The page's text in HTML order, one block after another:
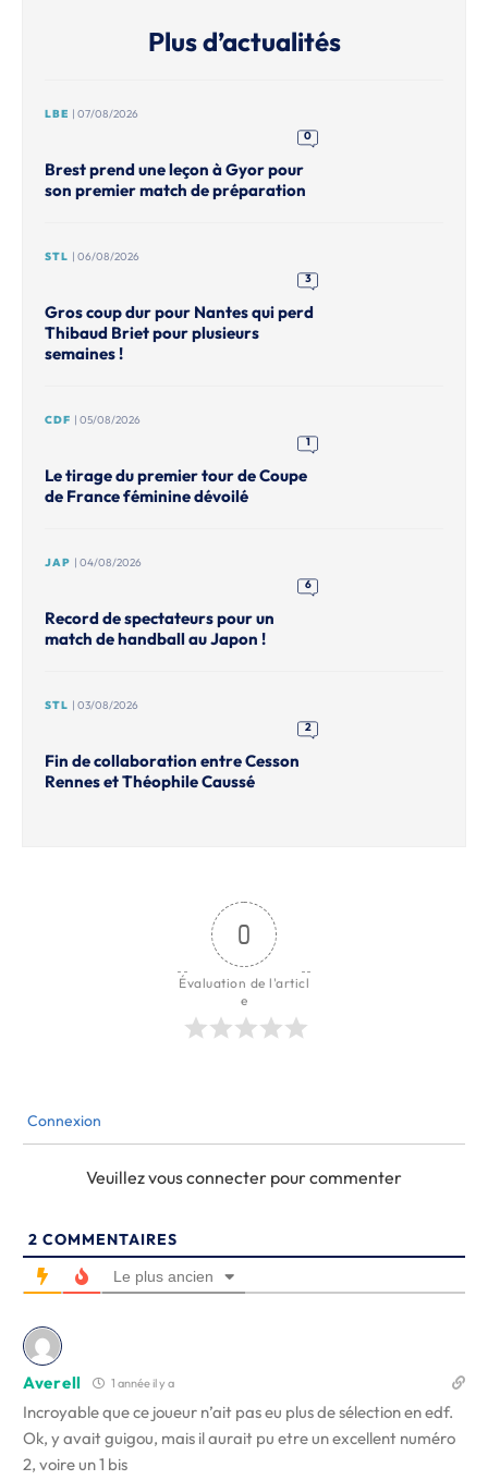
Plus d’actualités
LBE | 07/08/2026
0
Brest prend une leçon à Gyor pour
son premier match de préparation
STL | 06/08/2026
3
Gros coup dur pour Nantes qui perd
Thibaud Briet pour plusieurs
semaines !
CDF | 05/08/2026
1
Le tirage du premier tour de Coupe
de France féminine dévoilé
JAP | 04/08/2026
6
Record de spectateurs pour un
match de handball au Japon !
STL | 03/08/2026
2
Fin de collaboration entre Cesson
Rennes et Théophile Caussé
0
Évaluation de l'articl
e
Connexion
Veuillez vous connecter pour commenter
2 COMMENTAIRES
Le plus ancien
Averell 1 année il y a
Incroyable que ce joueur n’ait pas eu plus de sélection en edf.
Ok, y avait guigou, mais il aurait pu etre un excellent numéro
2, voire un 1 bis